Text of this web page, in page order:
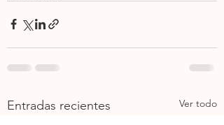
Entradas recientes Ver todo